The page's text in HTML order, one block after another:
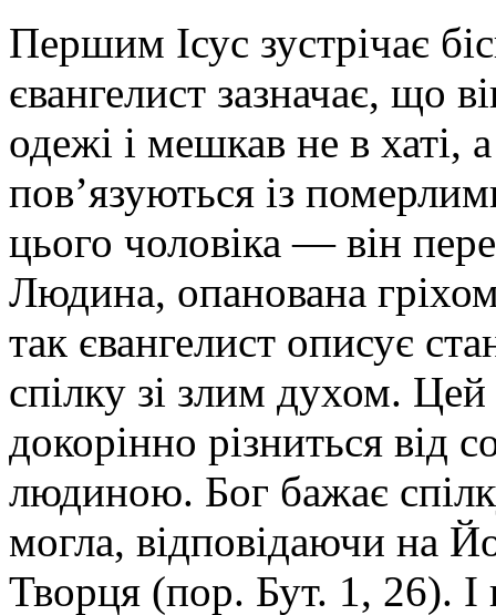
Першим Ісус зустрічає
євангелист зазначає, що
одежі і мешкав не в хаті,
пов’язуються із
цього чоловіка — він
Людина, опанована
так євангелист описує
спілку зі злим духом.
докорінно різниться від
людиною. Бог бажає
могла, відповідаючи на
Творця (пор. Бут. 1, 26). І